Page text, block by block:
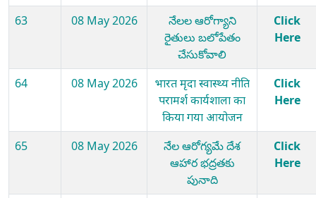
63 08 May 2026
నేలల ఆరోగ్యాని
రైతులు బలోపేతం
చేసుకోవాలి
Click
Here
64 08 May 2026
भारत मृदा स्वास्थ्य नीति
परामर्श कार्यशाला का
किया गया आयोजन
Click
Here
65 08 May 2026
నేల ఆరోగ్యమే దేశ
ఆహార భద్రతకు
పునాది
Click
Here